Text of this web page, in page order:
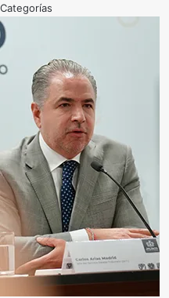
Categorías